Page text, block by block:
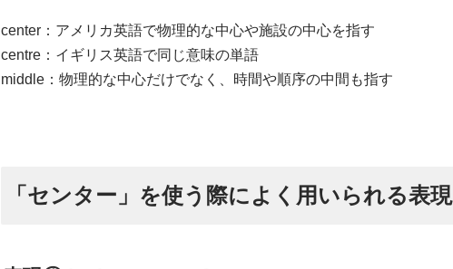
center：アメリカ英語で物理的な中心や施設の中心を指す
centre：イギリス英語で同じ意味の単語
middle：物理的な中心だけでなく、時間や順序の中間も指す
「センター」を使う際によく用いられる表現